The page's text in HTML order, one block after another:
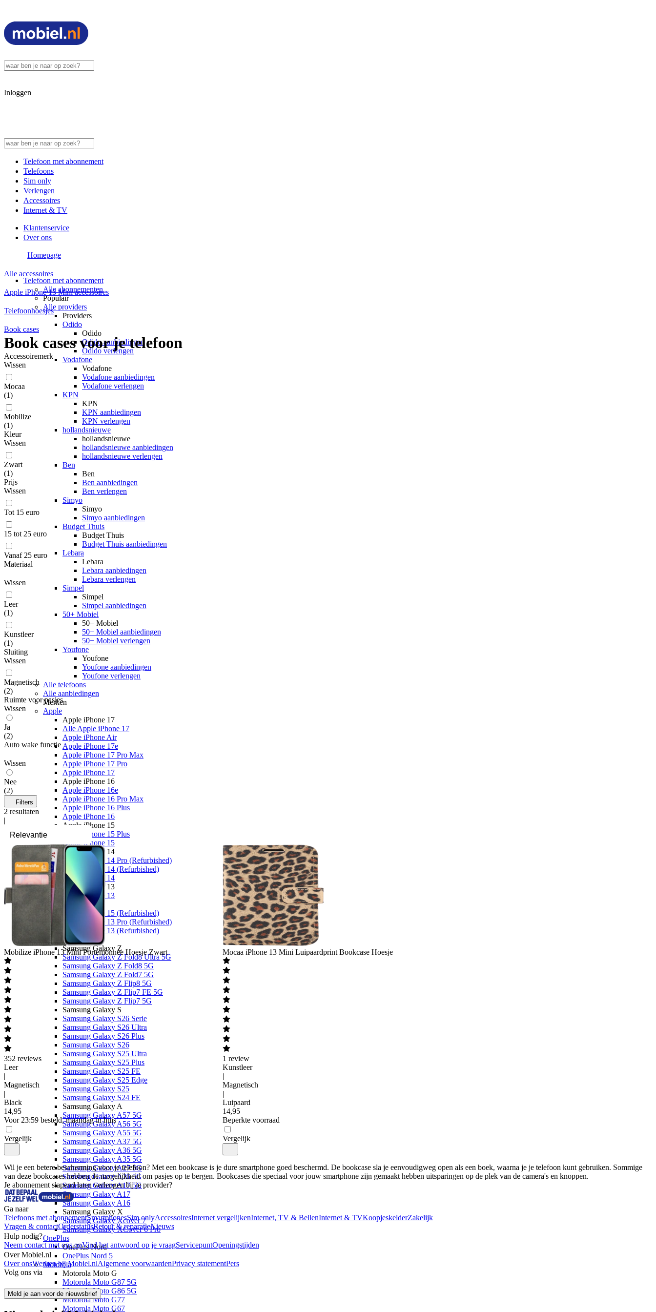
Inloggen
Telefoon met abonnement
Telefoons
Sim only
Verlengen
Accessoires
Internet & TV
Klantenservice
Over ons
Telefoon met abonnement
Alle abonnementen
Populair
Alle providers
Providers
Odido
Odido
Odido aanbiedingen
Odido verlengen
Vodafone
Vodafone
Vodafone aanbiedingen
Vodafone verlengen
KPN
KPN
KPN aanbiedingen
KPN verlengen
hollandsnieuwe
hollandsnieuwe
hollandsnieuwe aanbiedingen
hollandsnieuwe verlengen
Ben
Ben
Ben aanbiedingen
Ben verlengen
Simyo
Simyo
Simyo aanbiedingen
Budget Thuis
Budget Thuis
Budget Thuis aanbiedingen
Lebara
Lebara
Lebara aanbiedingen
Lebara verlengen
Simpel
Simpel
Simpel aanbiedingen
50+ Mobiel
50+ Mobiel
50+ Mobiel aanbiedingen
50+ Mobiel verlengen
Youfone
Youfone
Youfone aanbiedingen
Youfone verlengen
Alle telefoons
Alle aanbiedingen
Merken
Apple
Apple iPhone 17
Alle Apple iPhone 17
Apple iPhone Air
Apple iPhone 17e
Apple iPhone 17 Pro Max
Apple iPhone 17 Pro
Apple iPhone 17
Apple iPhone 16
Apple iPhone 16e
Apple iPhone 16 Pro Max
Apple iPhone 16 Plus
Apple iPhone 16
Apple iPhone 15
Apple iPhone 15 Plus
Apple iPhone 15
Apple iPhone 14
Apple iPhone 14 Pro (Refurbished)
Apple iPhone 14 (Refurbished)
Apple iPhone 14
Apple iPhone 13
Apple iPhone 13
Overige
Apple iPhone 15 (Refurbished)
Apple iPhone 13 Pro (Refurbished)
Apple iPhone 13 (Refurbished)
Samsung
Samsung Galaxy Z
Samsung Galaxy Z Fold8 Ultra 5G
Samsung Galaxy Z Fold8 5G
Samsung Galaxy Z Fold7 5G
Samsung Galaxy Z Flip8 5G
Samsung Galaxy Z Flip7 FE 5G
Samsung Galaxy Z Flip7 5G
Samsung Galaxy S
Samsung Galaxy S26 Serie
Samsung Galaxy S26 Ultra
Samsung Galaxy S26 Plus
Samsung Galaxy S26
Samsung Galaxy S25 Ultra
Samsung Galaxy S25 Plus
Samsung Galaxy S25 FE
Samsung Galaxy S25 Edge
Samsung Galaxy S25
Samsung Galaxy S24 FE
Samsung Galaxy A
Samsung Galaxy A57 5G
Samsung Galaxy A56 5G
Samsung Galaxy A55 5G
Samsung Galaxy A37 5G
Samsung Galaxy A36 5G
Samsung Galaxy A35 5G
Samsung Galaxy A27 5G
Samsung Galaxy A26 5G
Samsung Galaxy A17 5G
Samsung Galaxy A17
Samsung Galaxy A16
Samsung Galaxy X
Samsung Galaxy Xcover 7
Samsung Galaxy XCover 6 Pro
OnePlus
OnePlus Nord
OnePlus Nord 5
Motorola
Motorola Moto G
Motorola Moto G87 5G
Motorola Moto G86 5G
Motorola Moto G77
Motorola Moto G67
Homepage
Alle accessoires
Apple iPhone 13 Mini accessoires
Telefoonhoesjes
Book cases
Book cases voor je telefoon
Accessoiremerk
Wissen
Mocaa
(1)
Mobilize
(1)
Kleur
Wissen
Zwart
(1)
Prijs
Wissen
Tot 15 euro
15 tot 25 euro
Vanaf 25 euro
Materiaal
Wissen
Leer
(1)
Kunstleer
(1)
Sluiting
Wissen
Magnetisch
(2)
Ruimte voor pasjes
Wissen
Ja
(2)
Auto wake functie
Wissen
Nee
(2)
Filters
2 resultaten
|
Mobilize iPhone 13 Mini Portemonnee Hoesje Zwart
352 reviews
Leer
|
Magnetisch
|
Black
14,95
Voor 23:59 besteld, maandag in huis
Vergelijk
Mocaa iPhone 13 Mini Luipaardprint Bookcase Hoesje
1 review
Kunstleer
|
Magnetisch
|
Luipaard
14,95
Beperkte voorraad
Vergelijk
Wil je een betere bescherming voor je telefoon? Met een bookcase is je dure smartphone goed beschermd. De bookcase sla je eenvoudigweg open als een boek, waarna je je telefoon kunt gebruiken. Sommige
van deze bookcases hebben de mogelijkheid om pasjes op te bergen. Bookcases die speciaal voor jouw smartphone zijn gemaakt hebben uitsparingen op de plek van de camera's en knoppen.
Je abonnement slapend laten verlengen bij je provider?
Ga naar
Telefoons met abonnementSmartphonesSim onlyAccessoiresInternet vergelijkenInternet, TV & BellenInternet & TVKoopjeskelderZakelijk
Vragen & contactOrderstatusRetour & reparatieNieuws
Hulp nodig?
Neem contact met ons opVind het antwoord op je vraagServicepuntOpeningstijden
Over Mobiel.nl
Over onsWerken bij Mobiel.nlAlgemene voorwaardenPrivacy statementPers
Volg ons via
Meld je aan voor de nieuwsbrief